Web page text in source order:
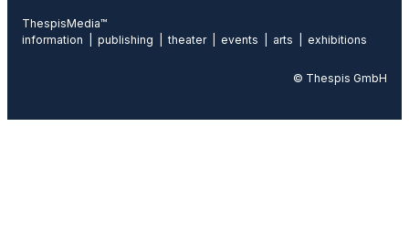
ThespisMedia™
information | publishing | theater | events | arts | exhibitions
© Thespis GmbH